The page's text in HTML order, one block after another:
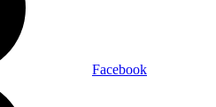
Facebook